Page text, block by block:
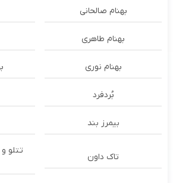
بهنام صالحانی
بهنام طاهری
بهنام نوری
بُردفرد
بیمرز بند
تاک داون
تتلو